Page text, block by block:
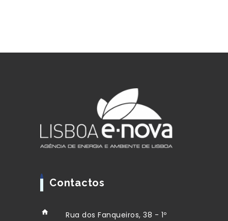
Contactos
Rua dos Fanqueiros, 38 - 1º